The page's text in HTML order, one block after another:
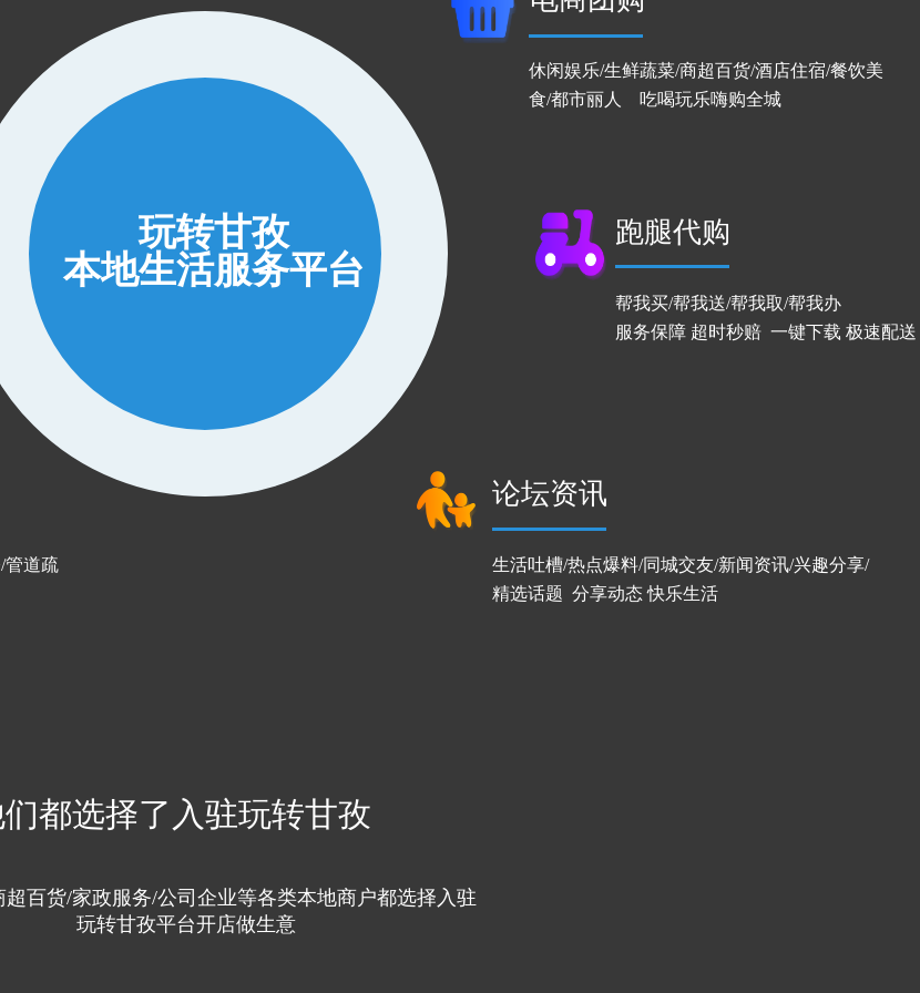
玩转甘孜
本地生活服务平台
管道疏
休闲娱乐/生鲜蔬菜/商超百货/酒店住宿/餐饮美
食/都市丽人    吃喝玩乐嗨购全城
跑腿代购
帮我买/帮我送/帮我取/帮我办
服务保障 超时秒赔  一键下载 极速配送
论坛资讯
生活吐槽/热点爆料/同城交友/新闻资讯/兴趣分享/
精选话题  分享动态 快乐生活
都选择了入驻玩转甘孜
超百货/家政服务/公司企业等各类本地商户都选择入驻
玩转甘孜平台开店做生意